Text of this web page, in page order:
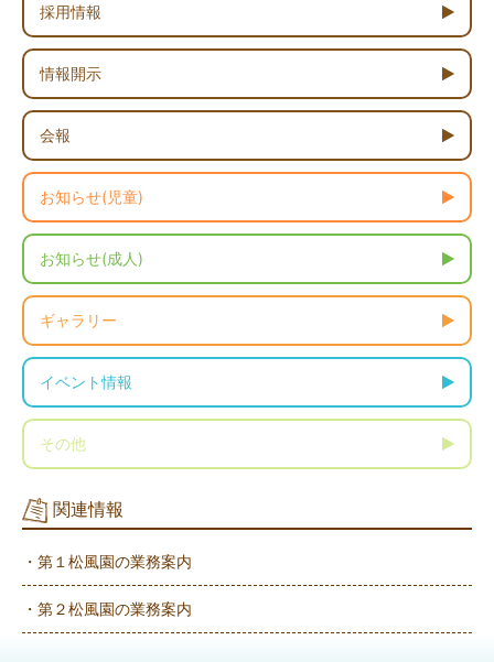
採用情報
情報開示
会報
お知らせ(児童)
お知らせ(成人)
ギャラリー
イベント情報
その他
関連情報
・第１松風園の業務案内
・第２松風園の業務案内